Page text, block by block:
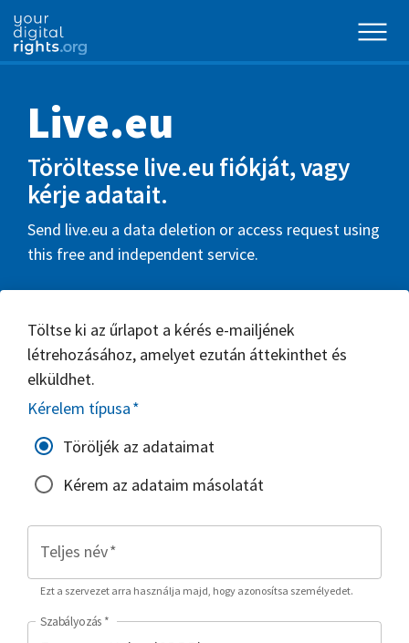
Live.eu
Töröltesse live.eu fiókját, vagy
kérje adatait.
Send live.eu a data deletion or access request using
this free and independent service.
Töltse ki az űrlapot a kérés e-mailjének
létrehozásához, amelyet ezután áttekinthet és
elküldhet.
Kérelem típusa*
Töröljék az adataimat
Kérem az adataim másolatát
Teljes név*
Ezt a szervezet arra használja majd, hogy azonosítsa személyedet.
Szabályozás *